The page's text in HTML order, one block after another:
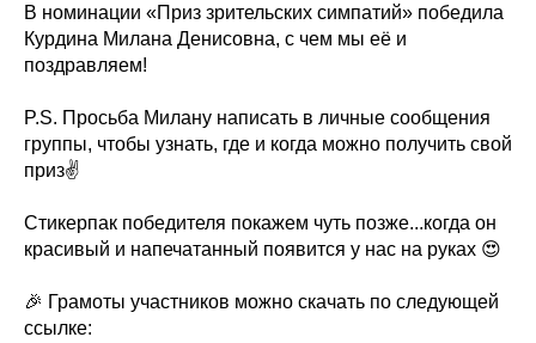
В номинации «Приз зрительских симпатий» победила
Курдина Милана Денисовна, с чем мы её и
поздравляем!
P.S. Просьба Милану написать в личные сообщения
группы, чтобы узнать, где и когда можно получить свой
приз✌
Стикерпак победителя покажем чуть позже...когда он
красивый и напечатанный появится у нас на руках 😍
🎉 Грамоты участников можно скачать по следующей
ссылке: